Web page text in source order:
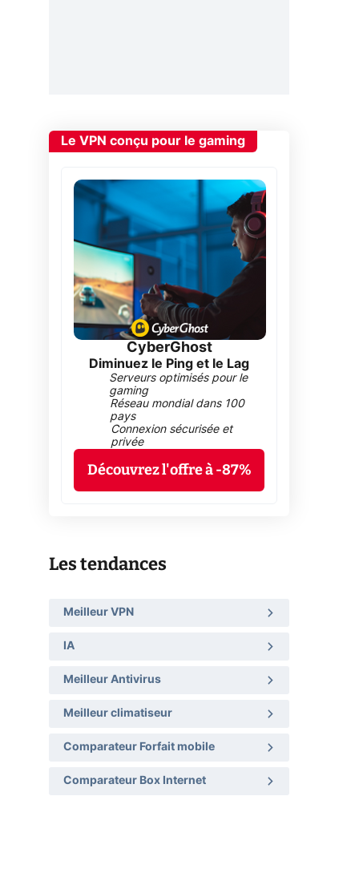
Le VPN conçu pour le gaming
CyberGhost
Diminuez le Ping et le Lag
Serveurs optimisés pour le
gaming
Réseau mondial dans 100
pays
Connexion sécurisée et
privée
Découvrez l'offre à -87%
Les tendances
Meilleur VPN
IA
Meilleur Antivirus
Meilleur climatiseur
Comparateur Forfait mobile
Comparateur Box Internet